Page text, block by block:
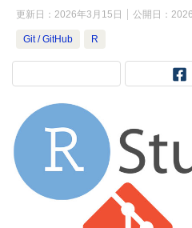
更新日： 2026年3月15日 公開日：
Git / GitHub R